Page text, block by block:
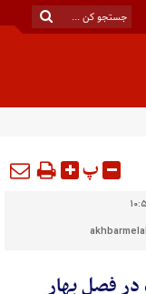
پ
در فصل بهار